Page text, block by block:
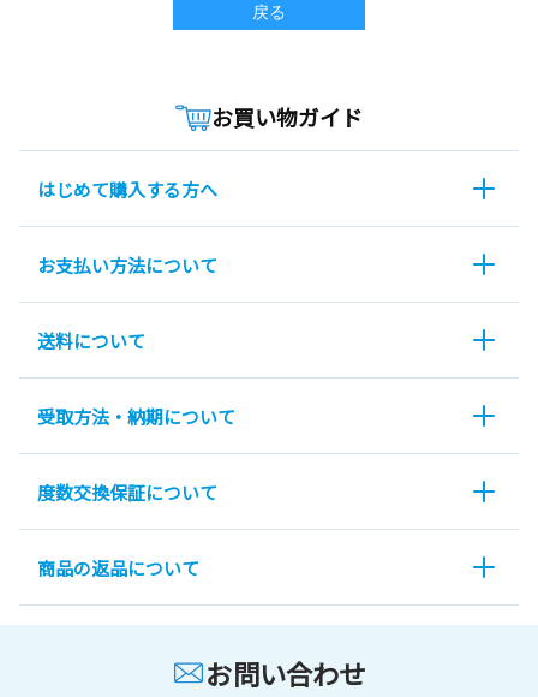
戻る
お買い物ガイド
はじめて購入する方へ
お支払い方法について
送料について
受取方法・納期について
度数交換保証について
商品の返品について
お問い合わせ